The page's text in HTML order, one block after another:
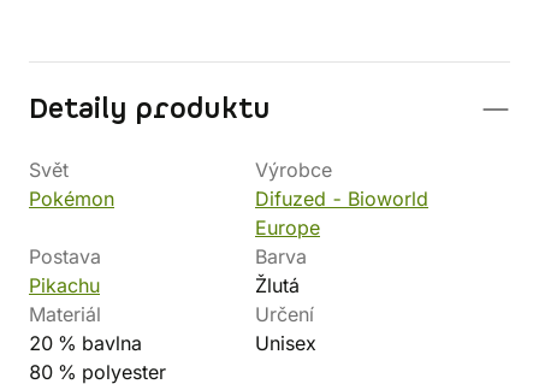
Detaily produktu
Svět
Pokémon
Výrobce
Difuzed - Bioworld
Europe
Postava
Pikachu
Barva
Žlutá
Materiál
20 % bavlna
80 % polyester
Určení
Unisex